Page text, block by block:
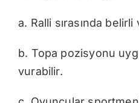
a. Ralli sırasında
b. Topa pozisyonu
vurabilir.